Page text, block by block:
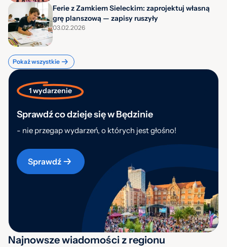
Ferie z Zamkiem Sieleckim: zaprojektuj własną
grę planszową — zapisy ruszyły
03.02.2026
Pokaż wszystkie
1 wydarzenie
Sprawdź co dzieje się w Będzinie
- nie przegap wydarzeń, o których jest głośno!
Sprawdź
Najnowsze wiadomości z regionu